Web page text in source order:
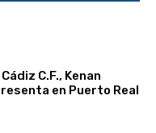
C.F., Kenan
en Puerto Real